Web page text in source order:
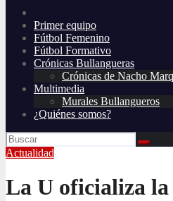
Primer equipo
Fútbol Femenino
Fútbol Formativo
Crónicas Bullangueras
Crónicas de Nacho
Multimedia
Murales Bullangueros
¿Quiénes somos?
Actualidad
La U oficializa la